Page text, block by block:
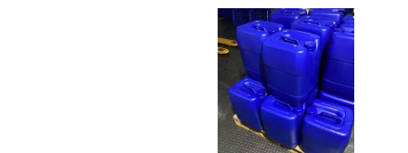
酸羟丁酯）